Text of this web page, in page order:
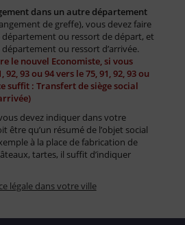
dans un autre département
de greffe), vous devez faire
département ou ressort de départ, et
ou ressort d’arrivée.
le nouvel Economiste, si vous
92, 93 ou 94 vers le 75, 91, 92, 93 ou
suffit : Transfert de siège social
devez indiquer dans votre
être qu’un résumé de l’objet social
à la place de fabrication de
tartes, il suffit d’indiquer
légale dans votre ville